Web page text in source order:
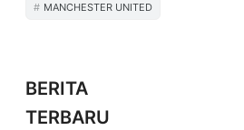
MANCHESTER UNITED
BERITA
TERBARU